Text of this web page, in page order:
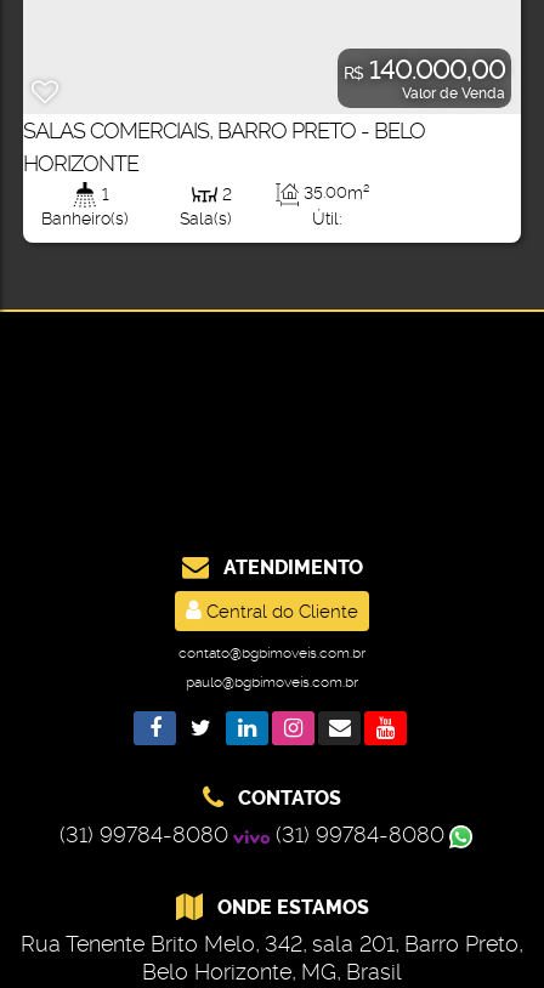
R$ 140.000,00
Valor de Venda
SALAS COMERCIAIS, BARRO PRETO - BELO
HORIZONTE
1
Banheiro(s)
2
Sala(s)
Útil:
35.00m²
ATENDIMENTO
Central do Cliente
contato@bgbimoveis.com.br
paulo@bgbimoveis.com.br
CONTATOS
(31) 99784-8080 (31) 99784-8080
ONDE ESTAMOS
Rua Tenente Brito Melo, 342, sala 201, Barro Preto,
Belo Horizonte, MG, Brasil